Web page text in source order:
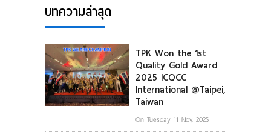
บทความล่าสุด
TPK Won the 1st
Quality Gold Award
2025 ICQCC
International @Taipei,
Taiwan
On Tuesday 11 Nov, 2025